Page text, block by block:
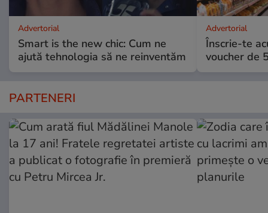
Advertorial
Smart is the new chic: Cum ne
ajută tehnologia să ne reinventăm
Advertorial
Înscrie-te
voucher de
PARTENERI